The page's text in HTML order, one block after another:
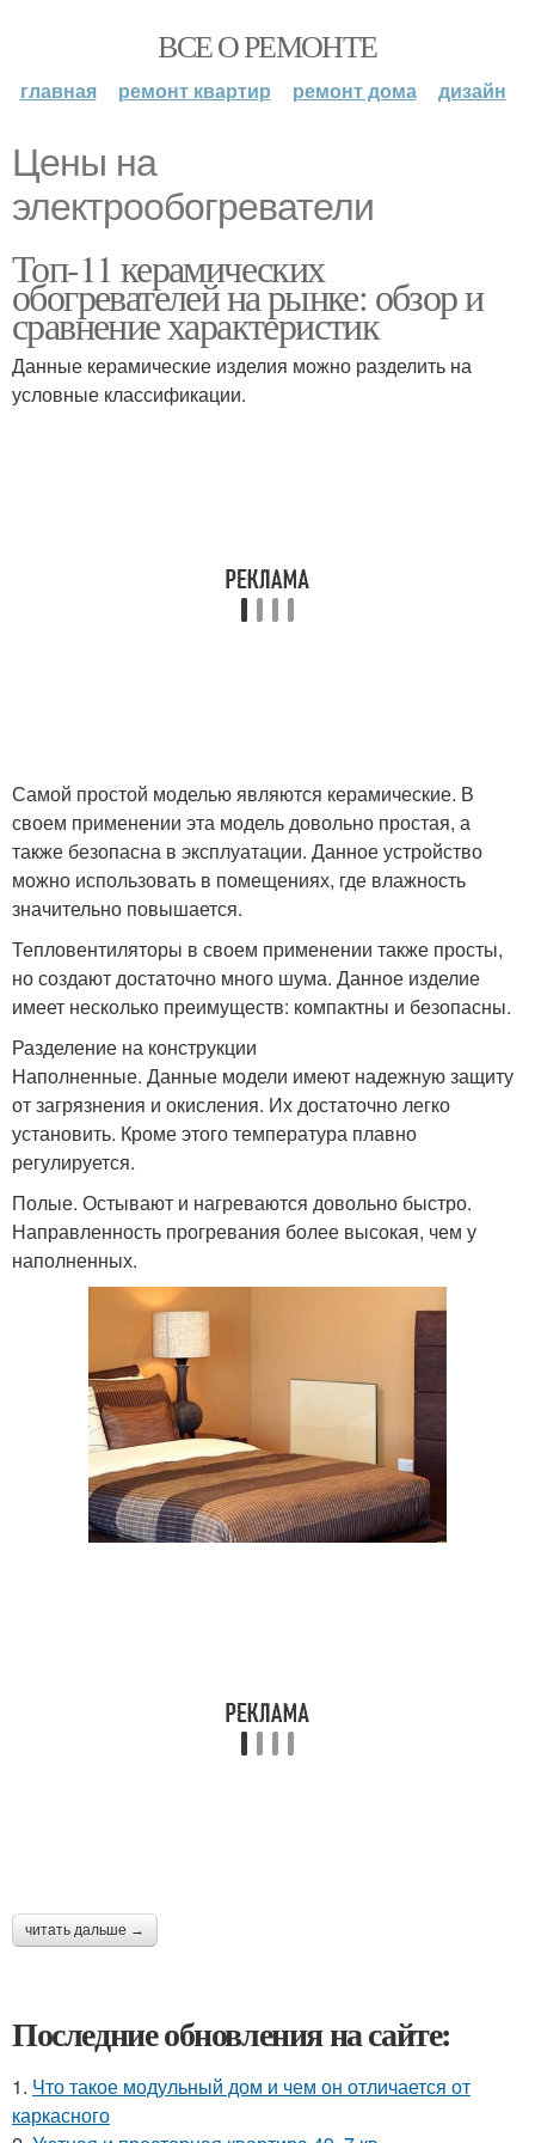
ВСЕ О РЕМОНТЕ
главная ремонт квартир ремонт дома дизайн
Цены на
электрообогреватели
Топ-11 керамических
обогревателей на рынке: обзор и
сравнение характеристик
Данные керамические изделия можно разделить на
условные классификации.
Самой простой моделью являются керамические. В
своем применении эта модель довольно простая, а
также безопасна в эксплуатации. Данное устройство
можно использовать в помещениях, где влажность
значительно повышается.
Тепловентиляторы в своем применении также просты,
но создают достаточно много шума. Данное изделие
имеет несколько преимуществ: компактны и безопасны.
Разделение на конструкции
Наполненные. Данные модели имеют надежную защиту
от загрязнения и окисления. Их достаточно легко
установить. Кроме этого температура плавно
регулируется.
Полые. Остывают и нагреваются довольно быстро.
Направленность прогревания более высокая, чем у
наполненных.
читать дальше →
Последние обновления на сайте:
1. Что такое модульный дом и чем он отличается от
каркасного